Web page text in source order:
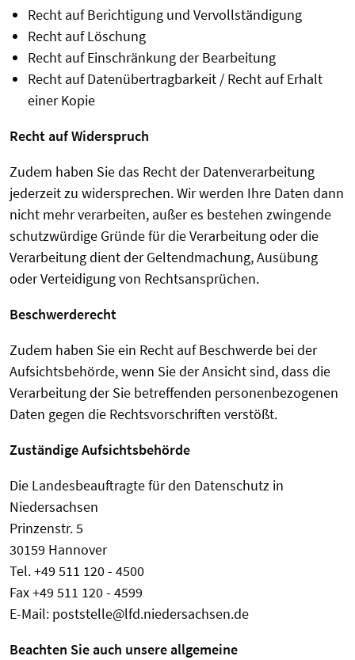
Recht auf Berichtigung und Vervollständigung
Recht auf Löschung
Recht auf Einschränkung der Bearbeitung
Recht auf Datenübertragbarkeit / Recht auf Erhalt
einer Kopie
Recht auf Widerspruch
Zudem haben Sie das Recht der Datenverarbeitung
jederzeit zu widersprechen. Wir werden Ihre Daten dann
nicht mehr verarbeiten, außer es bestehen zwingende
schutzwürdige Gründe für die Verarbeitung oder die
Verarbeitung dient der Geltendmachung, Ausübung
oder Verteidigung von Rechtsansprüchen.
Beschwerderecht
Zudem haben Sie ein Recht auf Beschwerde bei der
Aufsichtsbehörde, wenn Sie der Ansicht sind, dass die
Verarbeitung der Sie betreffenden personenbezogenen
Daten gegen die Rechtsvorschriften verstößt.
Zuständige Aufsichtsbehörde
Die Landesbeauftragte für den Datenschutz in
Niedersachsen
Prinzenstr. 5
30159 Hannover
Tel. +49 511 120 - 4500
Fax +49 511 120 - 4599
E-Mail: poststelle@lfd.niedersachsen.de
Beachten Sie auch unsere allgemeine